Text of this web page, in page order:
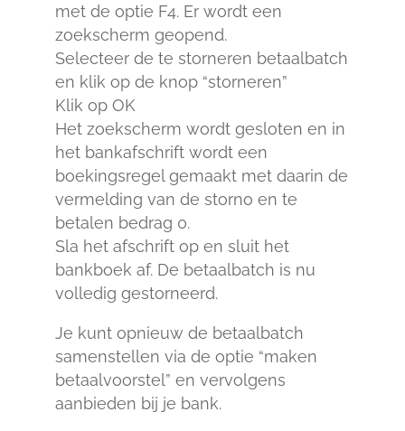
met de optie F4. Er wordt een
zoekscherm geopend.
Selecteer de te storneren betaalbatch
en klik op de knop “storneren”
Klik op OK
Het zoekscherm wordt gesloten en in
het bankafschrift wordt een
boekingsregel gemaakt met daarin de
vermelding van de storno en te
betalen bedrag 0.
Sla het afschrift op en sluit het
bankboek af. De betaalbatch is nu
volledig gestorneerd.
Je kunt opnieuw de betaalbatch
samenstellen via de optie “maken
betaalvoorstel” en vervolgens
aanbieden bij je bank.